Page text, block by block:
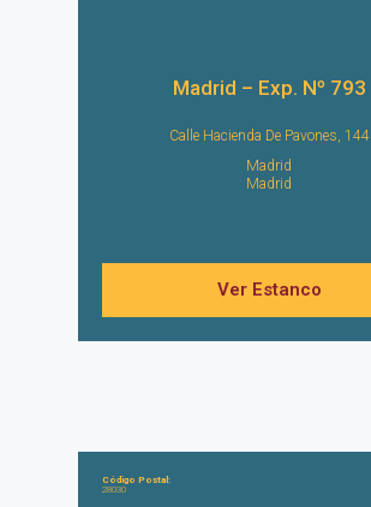
Madrid – Exp. Nº 793
Calle Hacienda De Pavones, 144
Madrid
Madrid
Ver Estanco
Código Postal:
28030